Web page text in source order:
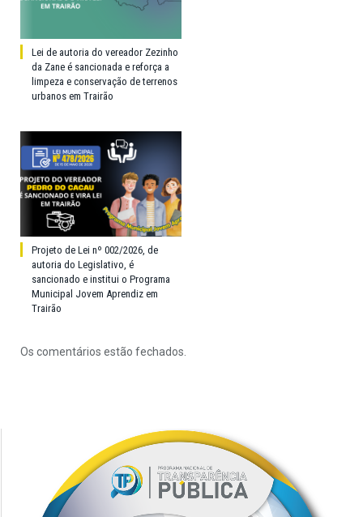
Lei de autoria do vereador Zezinho
da Zane é sancionada e reforça a
limpeza e conservação de terrenos
urbanos em Trairão
Projeto de Lei nº 002/2026, de
autoria do Legislativo, é
sancionado e institui o Programa
Municipal Jovem Aprendiz em
Trairão
Os comentários estão fechados.